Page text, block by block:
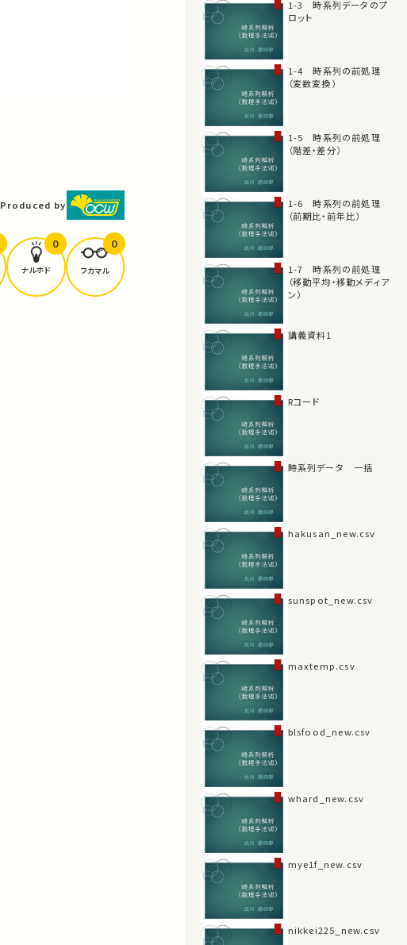
Produced by
ナルホド
0
フカマル
0
1-3 時系列データのプ
ロット
1-4 時系列の前処理
（変数変換）
1-5 時系列の前処理
（階差・差分）
1-6 時系列の前処理
（前期比・前年比）
1-7 時系列の前処理
（移動平均・移動メディア
ン）
講義資料1
Rコード
時系列データ 一括
hakusan_new.csv
sunspot_new.csv
maxtemp.csv
blsfood_new.csv
whard_new.csv
mye1f_new.csv
nikkei225_new.csv